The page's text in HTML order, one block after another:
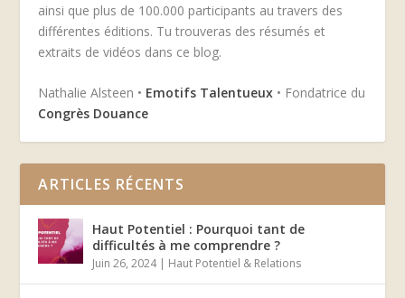
ainsi que plus de 100.000 participants au travers des
différentes éditions. Tu trouveras des résumés et
extraits de vidéos dans ce blog.
Nathalie Alsteen • Emotifs Talentueux • Fondatrice du
Congrès Douance
ARTICLES RÉCENTS
Haut Potentiel : Pourquoi tant de
difficultés à me comprendre ?
Juin 26, 2024| Haut Potentiel & Relations